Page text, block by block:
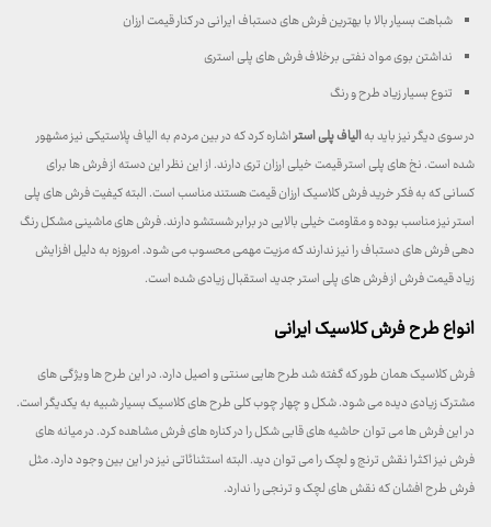
شباهت بسیار بالا با بهترین فرش های دستباف ایرانی در کنار قیمت ارزان
نداشتن بوی مواد نفتی برخلاف فرش های پلی استری
تنوع بسیار زیاد طرح و رنگ
در سوی دیگر نیز باید بهالیاف پلی استراشاره کرد که در بین مردم به الیاف پلاستیکی نیز مشهور
شده است. نخ های پلی استر قیمت خیلی ارزان تری دارند. از این نظر این دسته از فرش ها برای
کسانی که به فکر خرید فرش کلاسیک ارزان قیمت هستند مناسب است. البته کیفیت فرش های پلی
استر نیز مناسب بوده و مقاومت خیلی بالایی در برابر شستشو دارند. فرش های ماشینی مشکل رنگ
دهی فرش های دستباف را نیز ندارند که مزیت مهمی محسوب می شود. امروزه به دلیل افزایش
زیاد قیمت فرش از فرش های پلی استر جدید استقبال زیادی شده است.
انواع طرح فرش کلاسیک ایرانی
فرش کلاسیک همان طور که گفته شد طرح هایی سنتی و اصیل دارد. در این طرح ها ویژگی های
مشترک زیادی دیده می شود. شکل و چهار چوب کلی طرح های کلاسیک بسیار شبیه به یکدیگر است.
در این فرش ها می توان حاشیه های قابی شکل را در کناره های فرش مشاهده کرد. در میانه های
فرش نیز اکثرا نقش ترنج و لچک را می توان دید. البته استثنائاتی نیز در این بین وجود دارد. مثل
فرش طرح افشان که نقش های لچک و ترنجی را ندارد.